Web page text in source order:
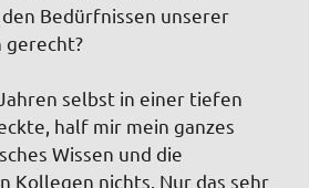
Bedürfnissen unserer
gerecht?
selbst in einer tiefen
half mir mein ganzes
Wissen und die
Kollegen nichts. Nur das sehr